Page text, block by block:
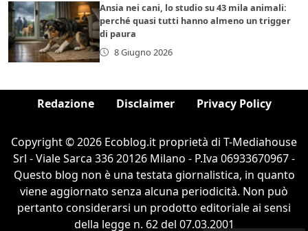
Ansia nei cani, lo studio su 43 mila animali:
perché quasi tutti hanno almeno un trigger
di paura
8 Giugno 2026
Redazione Disclaimer Privacy Policy
Copyright © 2026 Ecoblog.it proprietà di T-Mediahouse
Srl - Viale Sarca 336 20126 Milano - P.Iva 06933670967 -
Questo blog non è una testata giornalistica, in quanto
viene aggiornato senza alcuna periodicità. Non può
pertanto considerarsi un prodotto editoriale ai sensi
della legge n. 62 del 07.03.2001